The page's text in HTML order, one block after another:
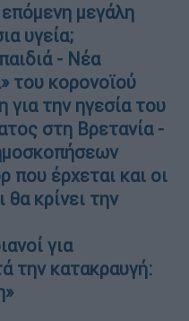
μεγάλη
υγεία;
- Νέα
του κορονοϊού
την ηγεσία του
στη Βρετανία -
που έρχεται και οι
κρίνει την
για
την κατακραυγή: